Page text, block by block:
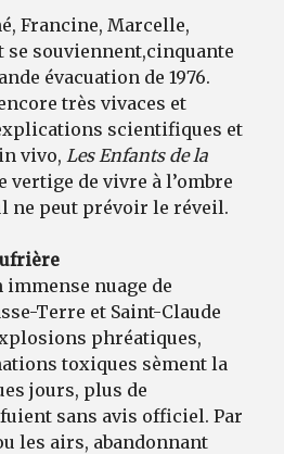
Francine, Marcelle,
se souviennent,cinquante
évacuation de 1976.
très vivaces et
scientifiques et
vivo, Les Enfants de la
vertige de vivre à l’ombre
ne peut prévoir le réveil.
immense nuage de
Terre et Saint-Claude
phréatiques,
toxiques sèment la
jours, plus de
sans avis officiel. Par
les airs, abandonnant